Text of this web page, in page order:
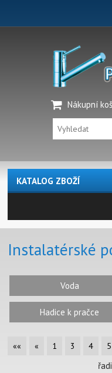
Nákupní
KATALOG ZBOŽÍ
Instalatérské
Voda
Hadice k pračce
«« « 1 3 4 5